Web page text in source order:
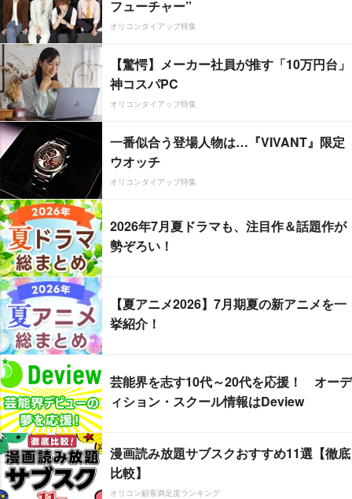
フューチャー”
オリコンタイアップ特集
【驚愕】メーカー社員が推す「10万円台」
神コスパPC
オリコンタイアップ特集
一番似合う登場人物は…『VIVANT』限定
ウオッチ
オリコンタイアップ特集
2026年7月夏ドラマも、注目作＆話題作が
勢ぞろい！
【夏アニメ2026】7月期夏の新アニメを一
挙紹介！
芸能界を志す10代～20代を応援！ オーデ
ィション・スクール情報はDeview
漫画読み放題サブスクおすすめ11選【徹底
比較】
オリコン顧客満足度ランキング